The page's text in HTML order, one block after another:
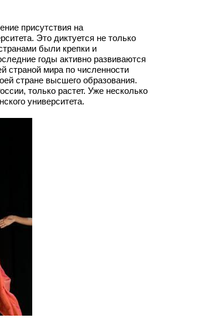
присутствия на
Это диктуется не только
были крепки и
годы активно развиваются
страной мира по численности
стране высшего образования.
только растет. Уже несколько
университета.